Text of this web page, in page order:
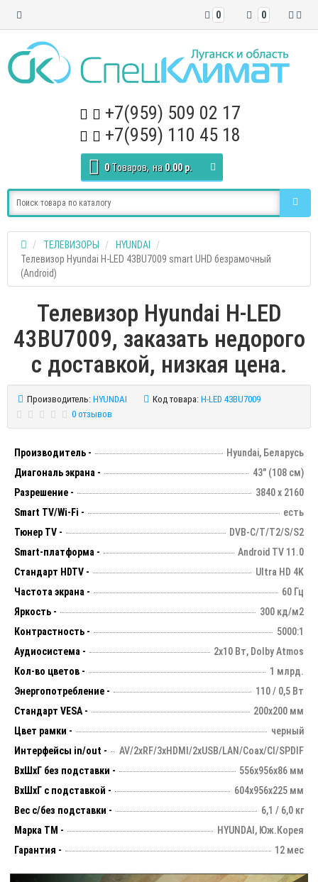
0
0
+7(959) 509 02 17
+7(959) 110 45 18
0 Tоваров, на 0.00 р.
ТЕЛЕВИЗОРЫ
HYUNDAI
Телевизор Hyundai H-LED 43BU7009 smart UHD безрамочный
(Android)
Телевизор Hyundai H-LED
43BU7009, заказать недорого
с доставкой, низкая цена.
Производитель: HYUNDAI Код товара: H-LED 43BU7009
0 отзывов
Производитель -
Hyundai, Беларусь
Диагональ экрана -
43" (108 см)
Разрешение -
3840 х 2160
Smart TV/Wi-Fi -
есть
Тюнер TV -
DVB-C/T/T2/S/S2
Smart-платформа -
Android TV 11.0
Стандарт HDTV -
Ultra HD 4K
Частота экрана -
60 Гц
Яркость -
300 кд/м2
Контрастность -
5000:1
Аудиосистема -
2х10 Вт, Dolby Atmos
Кол-во цветов -
1 млрд.
Энергопотребление -
110 / 0,5 Вт
Стандарт VESA -
200х200 мм
Цвет рамки -
черный
Интерфейсы in/out -
AV/2xRF/3xHDMI/2xUSB/LAN/Coax/CI/SPDIF
ВхШхГ без подставки -
556х956х86 мм
ВхШхГ с подставкой -
604x956x225 мм
Вес с/без подставки -
6,1 / 6,0 кг
Марка ТМ -
HYUNDAI, Юж.Корея
Гарантия -
12 мес